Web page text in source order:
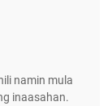
namin mula
inaasahan.